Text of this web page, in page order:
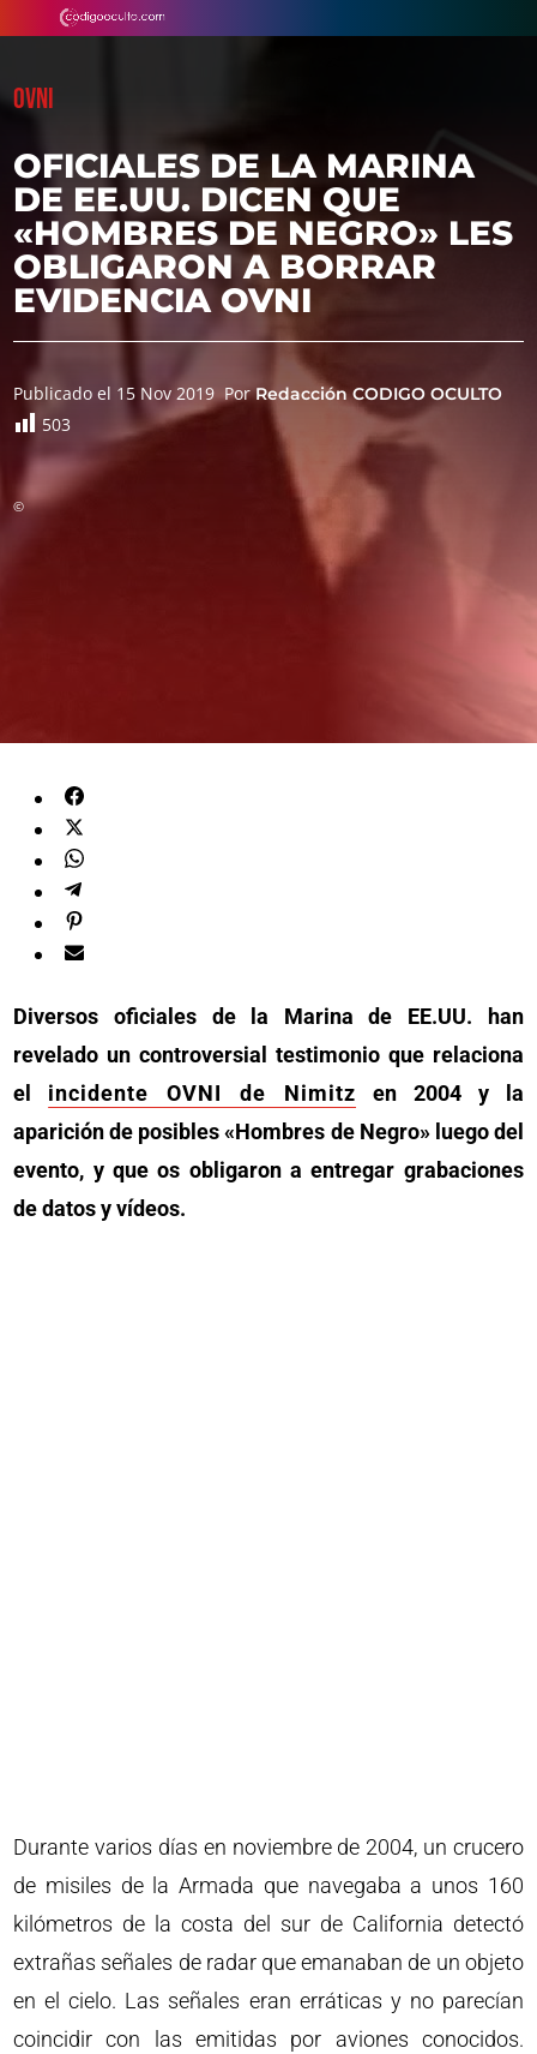
OVNI
OFICIALES DE LA MARINA
DE EE.UU. DICEN QUE
«HOMBRES DE NEGRO» LES
OBLIGARON A BORRAR
EVIDENCIA OVNI
Publicado el 15 Nov 2019 PorRedacción CODIGO OCULTO
503
©
Diversos oficiales de la Marina de EE.UU. han
revelado un controversial testimonio que relaciona
el incidente OVNI de Nimitz en 2004 y la
aparición de posibles «Hombres de Negro» luego del
evento, y que os obligaron a entregar grabaciones
de datos y vídeos.
Durante varios días en noviembre de 2004, un crucero
de misiles de la Armada que navegaba a unos 160
kilómetros de la costa del sur de California detectó
extrañas señales de radar que emanaban de un objeto
en el cielo. Las señales eran erráticas y no parecían
coincidir con las emitidas por aviones conocidos.